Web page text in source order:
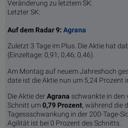
Veränderung zu letztem SK:
Letzter SK:
Auf dem Radar 9: Agrana
Zuletzt 3 Tage im Plus. Die Aktie hat
(Einzeltage: 0,91; 0,46; 0,46).
Am Montag auf neuem Jahreshoch
date ist die Aktie nun um 5,24 Prozent
Die Aktie derAgrana schwankte in den
Schnitt um0,79 Pro­zent, während die
Tagessschwankung in der 200-Tage-
Agilität ist bei 0 Prozent des Schnitts.